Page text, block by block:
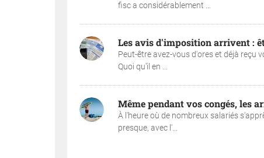
fisc a considérablement ...
Les avis d'imposition arrivent :
Peut-être avez-vous d'ores et déjà reçu
Quoi qu'il en ...
Même pendant vos congés, les
À l'heure où de nombreux salariés
presque, avec l'...